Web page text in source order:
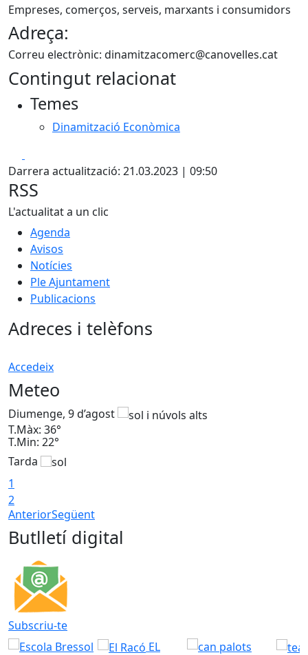
Empreses, comerços, serveis, marxants i consumidors
Adreça:
Correu electrònic: dinamitzacomerc@canovelles.cat
Contingut relacionat
Temes
Dinamització Econòmica
Darrera actualització: 21.03.2023 | 09:50
RSS
L'actualitat a un clic
Agenda
Avisos
Notícies
Ple Ajuntament
Publicacions
Adreces i telèfons
Accedeix
Meteo
Diumenge, 9 d’agost
T.Màx: 36°
T.Min: 22°
Tarda
1
2
AnteriorSegüent
Butlletí digital
Subscriu-te
EL